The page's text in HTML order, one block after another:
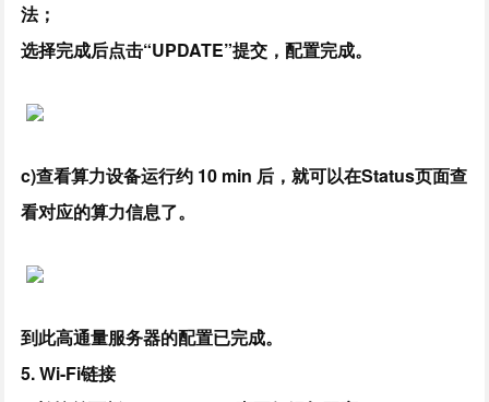
法；
选择完成后点击“UPDATE”提交，配置完成。
c)查看算力设备运行约 10 min 后，就可以在Status页面查
看对应的算力信息了。
到此高通量服务器的配置已完成。
5. Wi-Fi链接